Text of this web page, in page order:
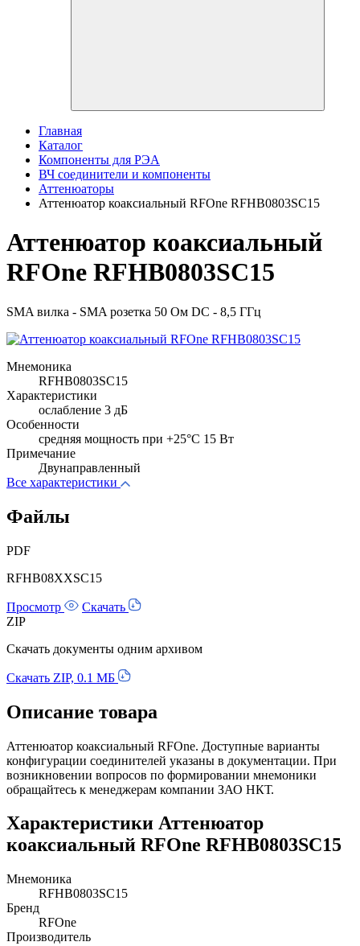
Главная
Каталог
Компоненты для РЭА
ВЧ соединители и компоненты
Аттенюаторы
Аттенюатор коаксиальный RFOne RFHB0803SC15
Аттенюатор коаксиальный
RFOne RFHB0803SC15
SMA вилка - SMA розетка 50 Ом DC - 8,5 ГГц
Мнемоника
RFHB0803SC15
Характеристики
ослабление 3 дБ
Особенности
cредняя мощность при +25°C 15 Вт
Примечание
Двунаправленный
Все характеристики
Файлы
PDF
RFHB08XXSC15
Просмотр
Скачать
ZIP
Скачать документы одним архивом
Скачать ZIP, 0.1 МБ
Описание товара
Аттенюатор коаксиальный RFOne. Доступные варианты
конфигурации соединителей указаны в документации. При
возникновении вопросов по формировании мнемоники
обращайтесь к менеджерам компании ЗАО НКТ.
Характеристики Аттенюатор
коаксиальный RFOne RFHB0803SC15
Мнемоника
RFHB0803SC15
Бренд
RFOne
Производитель